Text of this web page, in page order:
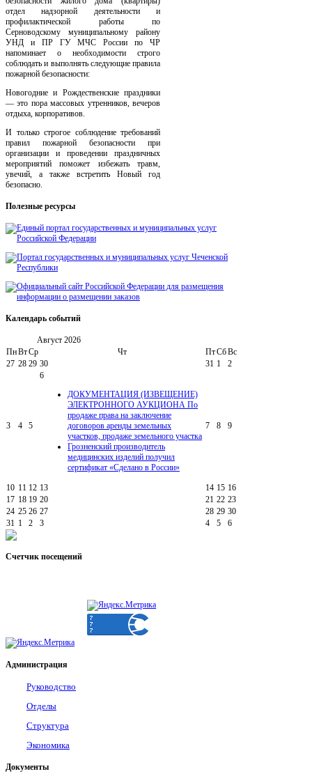
отдел надзорной деятельности и
профилактической работы по
Серноводскому муниципальному району
УНД и ПР ГУ МЧС России по ЧР
напоминает о необходимости строго
соблюдать и выполнять следующие правила
пожарной безопасности:
Новогодние и Рождественские праздники
— это пора массовых утренников, вечеров
отдыха, корпоративов.
И только строгое соблюдение требований
правил пожарной безопасности при
организации и проведении праздничных
мероприятий поможет избежать травм,
увечий, а также встретить Новый год
безопасно.
Полезные ресурсы
Календарь событий
Август 2026
ПнВтСр Чт ПтСбВс
27 28 29 30 31 1 2
3 4 5
6
ДОКУМЕНТАЦИЯ (ИЗВЕЩЕНИЕ)
ЭЛЕКТРОННОГО АУКЦИОНА По
продаже права на заключение
договоров аренды земельных
участков, продаже земельного участка
Грозненский производитель
медицинских изделий получил
сертификат «Сделано в России»
7 8 9
10 11 12 13 14 15 16
17 18 19 20 21 22 23
24 25 26 27 28 29 30
31 1 2 3 4 5 6
Счетчик посещений
Администрация
Руководство
Отделы
Структура
Экономика
Документы